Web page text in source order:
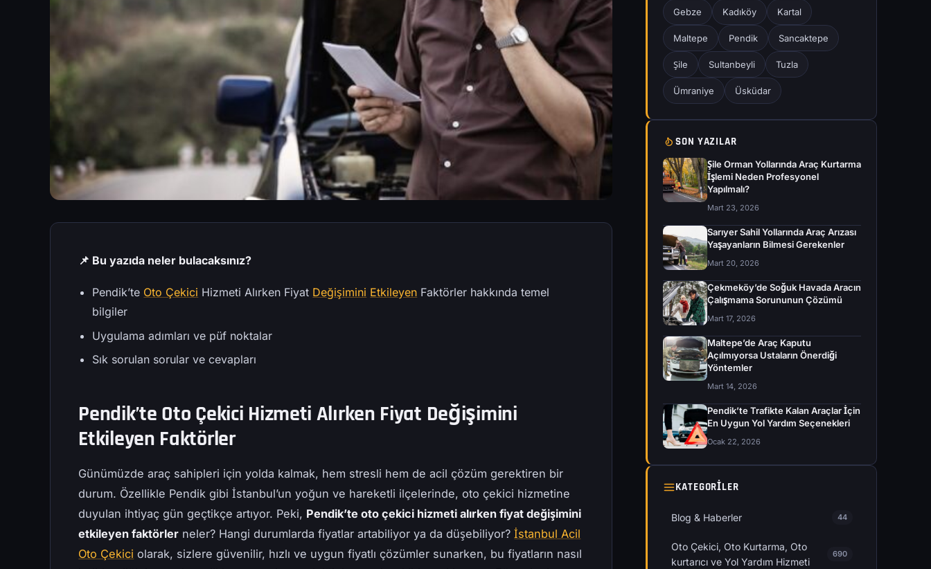
📌 Bu yazıda neler bulacaksınız?
Pendik’te Oto Çekici Hizmeti Alırken Fiyat Değişimini Etkileyen Faktörler hakkında temel
bilgiler
Uygulama adımları ve püf noktalar
Sık sorulan sorular ve cevapları
Pendik’te Oto Çekici Hizmeti Alırken Fiyat Değişimini
Etkileyen Faktörler
Günümüzde araç sahipleri için yolda kalmak, hem stresli hem de acil çözüm gerektiren bir
durum. Özellikle Pendik gibi İstanbul’un yoğun ve hareketli ilçelerinde, oto çekici hizmetine
duyulan ihtiyaç gün geçtikçe artıyor. Peki, Pendik’te oto çekici hizmeti alırken fiyat değişimini
etkileyen faktörler neler? Hangi durumlarda fiyatlar artabiliyor ya da düşebiliyor?İstanbul Acil
Oto Çekici olarak, sizlere güvenilir, hızlı ve uygun fiyatlı çözümler sunarken, bu fiyatların nasıl
Gebze Kadıköy Kartal
Maltepe Pendik Sancaktepe
Şile Sultanbeyli Tuzla
Ümraniye Üsküdar
SON YAZILAR
Şile Orman Yollarında Araç Kurtarma
İşlemi Neden Profesyonel
Yapılmalı?
Mart 23, 2026
Sarıyer Sahil Yollarında Araç Arızası
Yaşayanların Bilmesi Gerekenler
Mart 20, 2026
Çekmeköy’de Soğuk Havada Aracın
Çalışmama Sorununun Çözümü
Mart 17, 2026
Maltepe’de Araç Kaputu
Açılmıyorsa Ustaların Önerdiği
Yöntemler
Mart 14, 2026
Pendik’te Trafikte Kalan Araçlar İçin
En Uygun Yol Yardım Seçenekleri
Ocak 22, 2026
KATEGORILER
Blog & Haberler 44
Oto Çekici, Oto Kurtarma, Oto
kurtarıcı ve Yol Yardım Hizmeti
690